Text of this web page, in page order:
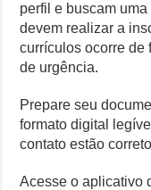
perfil e buscam
devem realizar a
currículos ocorre de
de urgência.
Prepare seu
formato digital
contato estão
Acesse o aplicativo